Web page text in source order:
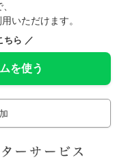
いただけます。
ちら ／
を使う